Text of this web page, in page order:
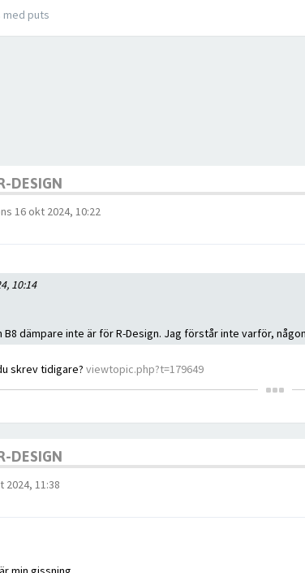
med puts
DESIGN
16 okt 2024, 10:22
10:14
dämpare inte är för R-Design. Jag förstår inte varför,
skrev tidigare? viewtopic.php?t=179649
DESIGN
2024, 11:38